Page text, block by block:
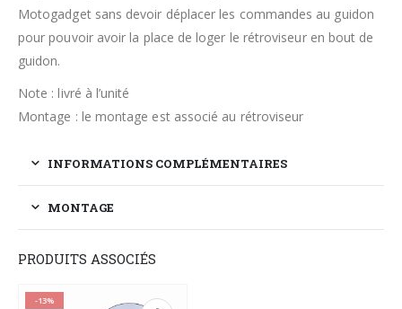
Motogadget sans devoir déplacer les commandes au guidon
pour pouvoir avoir la place de loger le rétroviseur en bout de
guidon.
Note : livré à l’unité
Montage : le montage est associé au rétroviseur
INFORMATIONS COMPLÉMENTAIRES
MONTAGE
PRODUITS ASSOCIÉS
-13%